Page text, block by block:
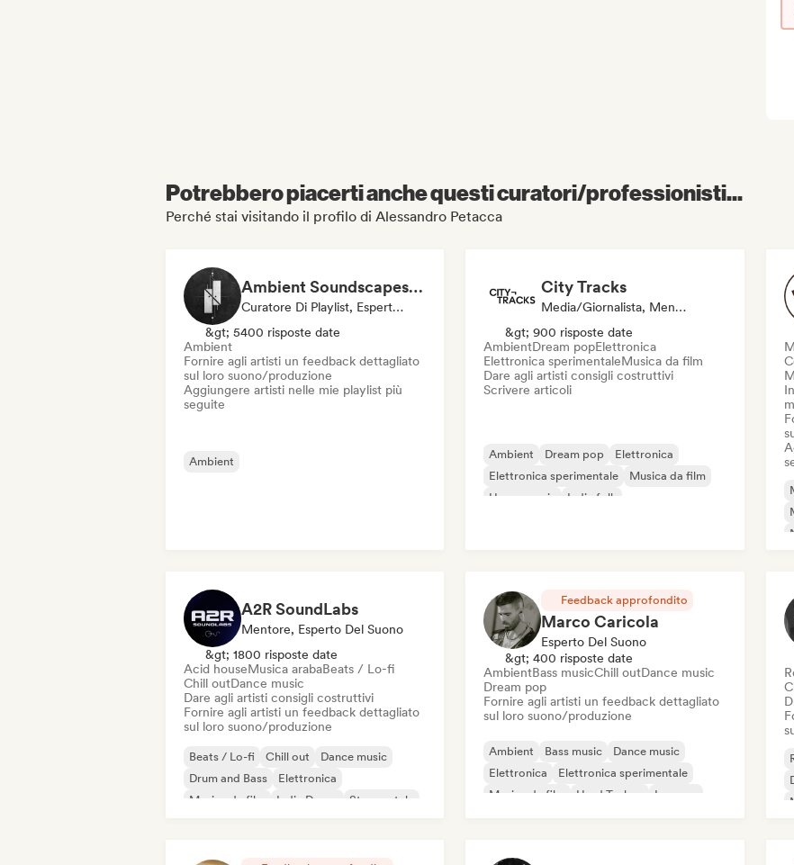
Potrebbero piacerti anche questi curatori/professionisti...
Perché stai visitando il profilo di Alessandro Petacca
Ambient Soundscapes by Lost Note
Curatore Di Playlist, Esperto Del Suono
&gt; 5400 risposte date
Ambient
Fornire agli artisti un feedback dettagliato
sul loro suono/produzione
Aggiungere artisti nelle mie playlist più
seguite
Ambient
City Tracks
Media/Giornalista, Mentore
&gt; 900 risposte date
AmbientDream popElettronica
Elettronica sperimentaleMusica da film
Dare agli artisti consigli costruttivi
Scrivere articoli
Ambient Dream pop
Elettronica
Elettronica sperimentale
Musica da film
House music
Indie folk
A2R SoundLabs
Mentore, Esperto Del Suono
&gt; 1800 risposte date
Acid houseMusica arabaBeats / Lo-fi
Chill outDance music
Dare agli artisti consigli costruttivi
Fornire agli artisti un feedback dettagliato
sul loro suono/produzione
Beats / Lo-fi Chill out
Dance music
Drum and Bass
Elettronica
Musica da film
Indie Dance Strumentale
Feedback approfondito
Marco Caricola
Esperto Del Suono
&gt; 400 risposte date
AmbientBass musicChill outDance music
Dream pop
Fornire agli artisti un feedback dettagliato
sul loro suono/produzione
Ambient Bass music
Dance music
Elettronica
Elettronica sperimentale
Musica da film
Hard Techno Iperpop